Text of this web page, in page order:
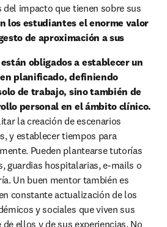
impacto que tienen sobre sus
los estudiantes el enorme valor
de aproximación a sus
obligados a establecer un
planificado, definiendo
de trabajo, sino también de
personal en el ámbito clínico.
la creación de escenarios
y establecer tiempos para
Pueden plantearse tutorías
guardias hospitalarias, e-mails o
Un buen mentor también es
constante actualización de los
y sociales que viven sus
ellos y de sus experiencias. No